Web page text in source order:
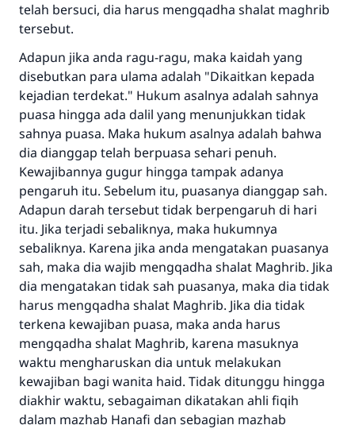
telah bersuci, dia harus mengqadha shalat maghrib
tersebut.
Adapun jika anda ragu-ragu, maka kaidah yang
disebutkan para ulama adalah "Dikaitkan kepada
kejadian terdekat." Hukum asalnya adalah sahnya
puasa hingga ada dalil yang menunjukkan tidak
sahnya puasa. Maka hukum asalnya adalah bahwa
dia dianggap telah berpuasa sehari penuh.
Kewajibannya gugur hingga tampak adanya
pengaruh itu. Sebelum itu, puasanya dianggap sah.
Adapun darah tersebut tidak berpengaruh di hari
itu. Jika terjadi sebaliknya, maka hukumnya
sebaliknya. Karena jika anda mengatakan puasanya
sah, maka dia wajib mengqadha shalat Maghrib. Jika
dia mengatakan tidak sah puasanya, maka dia tidak
harus mengqadha shalat Maghrib. Jika dia tidak
terkena kewajiban puasa, maka anda harus
mengqadha shalat Maghrib, karena masuknya
waktu mengharuskan dia untuk melakukan
kewajiban bagi wanita haid. Tidak ditunggu hingga
diakhir waktu, sebagaiman dikatakan ahli fiqih
dalam mazhab Hanafi dan sebagian mazhab